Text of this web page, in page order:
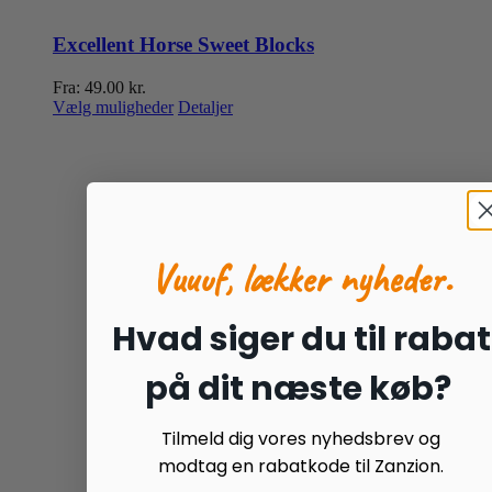
Excellent Horse Sweet Blocks
Fra: 49.00 kr.
Vælg muligheder Dette
varianter.
på
varesiden
Detaljer
Vuuuf, lækker nyheder.
Hvad siger du til rabat
på dit næste køb?
Tilmeld dig vores nyhedsbrev og
modtag en rabatkode til Zanzion.